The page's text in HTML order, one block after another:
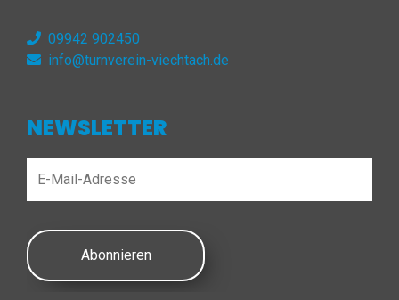
09942 902450
info@turnverein-viechtach.de
NEWSLETTER
Abonnieren